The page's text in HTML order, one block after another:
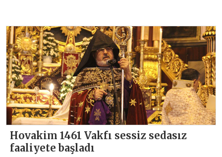
Hovakim 1461 Vakfı sessiz sedasız
faaliyete başladı